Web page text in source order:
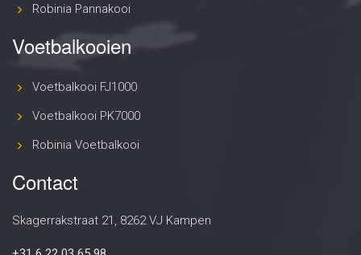
Robinia Pannakooi
Voetbalkooien
Voetbalkooi FJ1000
Voetbalkooi PK7000
Robinia Voetbalkooi
Contact
Skagerrakstraat 21, 8262 VJ Kampen